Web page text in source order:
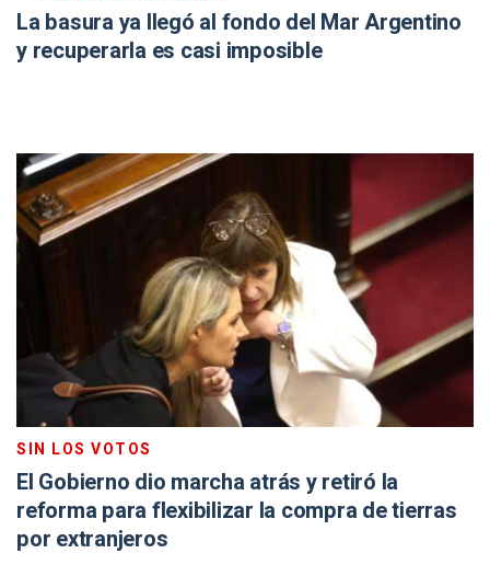
La basura ya llegó al fondo del Mar Argentino
y recuperarla es casi imposible
SIN LOS VOTOS
El Gobierno dio marcha atrás y retiró la
reforma para flexibilizar la compra de tierras
por extranjeros